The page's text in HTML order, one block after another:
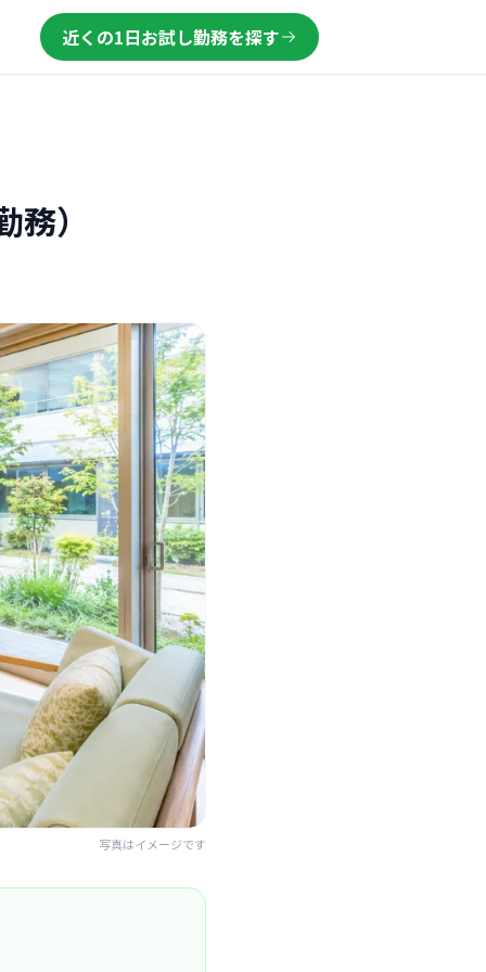
近くの1日お試し勤務を探す
）
写真はイメージです